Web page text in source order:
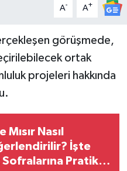
A- A+
görüşmede,
ortak
projeleri hakkında
Mısır Nasıl
İşte
Sofralarına Pratik